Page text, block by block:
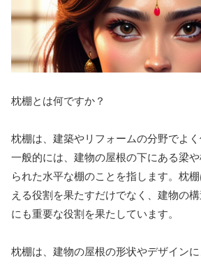
枕棚とは何ですか？
枕棚は、建築やリフォームの分野でよく
一般的には、建物の屋根の下にある梁
られた水平な棚のことを指します。枕
える役割を果たすだけでなく、建物の
にも重要な役割を果たしています。
枕棚は、建物の屋根の形状やデザイン